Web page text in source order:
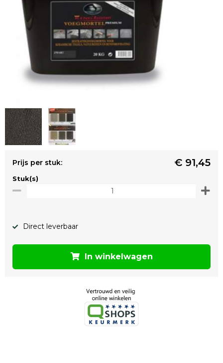
Prijs per stuk: € 91,45
Stuk(s)
Direct leverbaar
In winkelwagen